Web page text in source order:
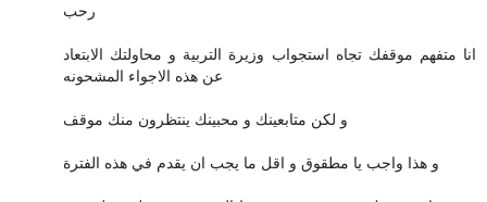
رحب
انا متفهم موقفك تجاه استجواب وزيرة التربية و محاولتك الابتعاد
عن هذه الاجواء المشحونه
و لكن متابعينك و محبينك ينتظرون منك موقف
و هذا واجب يا مطقوق و اقل ما يجب ان يقدم في هذه الفترة